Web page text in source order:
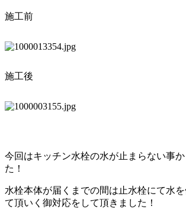
施工前
施工後
今回はキッチン水栓の水が止まらない事
た！
水栓本体が届くまでの間は止水栓にて水
て頂いく御対応をして頂きました！